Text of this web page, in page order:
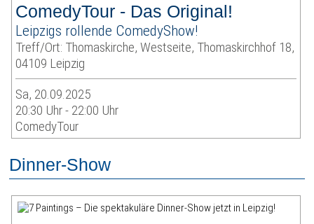
ComedyTour - Das Original!
Leipzigs rollende ComedyShow!
Treff/Ort: Thomaskirche, Westseite, Thomaskirchhof 18,
04109 Leipzig
Sa, 20.09.2025
20:30 Uhr - 22:00 Uhr
ComedyTour
Dinner-Show